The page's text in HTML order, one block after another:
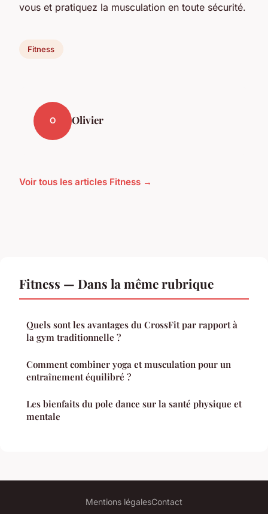
vous et pratiquez la musculation en toute sécurité.
Fitness
O Olivier
Voir tous les articles Fitness →
Fitness — Dans la même rubrique
Quels sont les avantages du CrossFit par rapport à
la gym traditionnelle ?
Comment combiner yoga et musculation pour un
entraînement équilibré ?
Les bienfaits du pole dance sur la santé physique et
mentale
Mentions légalesContact